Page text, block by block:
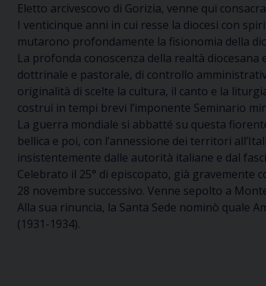
Eletto arcivescovo di Gorizia, venne qui
I venticinque anni in cui resse la diocesi con
mutarono profondamente la fisionomia della
La profonda conoscenza della realtà
dottrinale e pastorale, di controllo
originalità di scelte la cultura, il canto e la
costruì in tempi brevi l’imponente Seminario
La guerra mondiale si abbatté su questa
bellica e poi, con l’annessione dei territori
insistentemente dalle autorità italiane e dal
Celebrato il 25° di episcopato, già gravemente
28 novembre successivo. Venne sepolto a
Alla sua rinuncia, la Santa Sede nominò quale
(1931-1934).